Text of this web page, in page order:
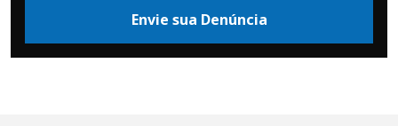
Envie sua Denúncia